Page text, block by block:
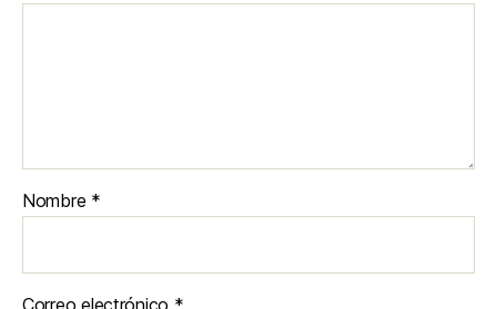
Nombre *
Correo electrónico *